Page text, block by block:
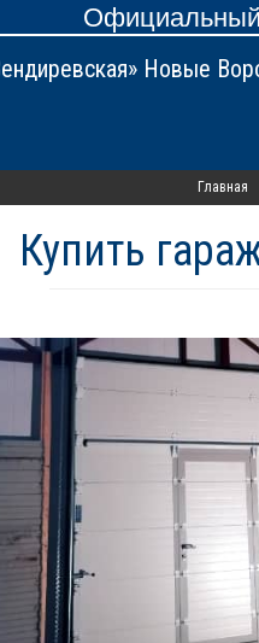
Официальный
Новые
Главная
Купить